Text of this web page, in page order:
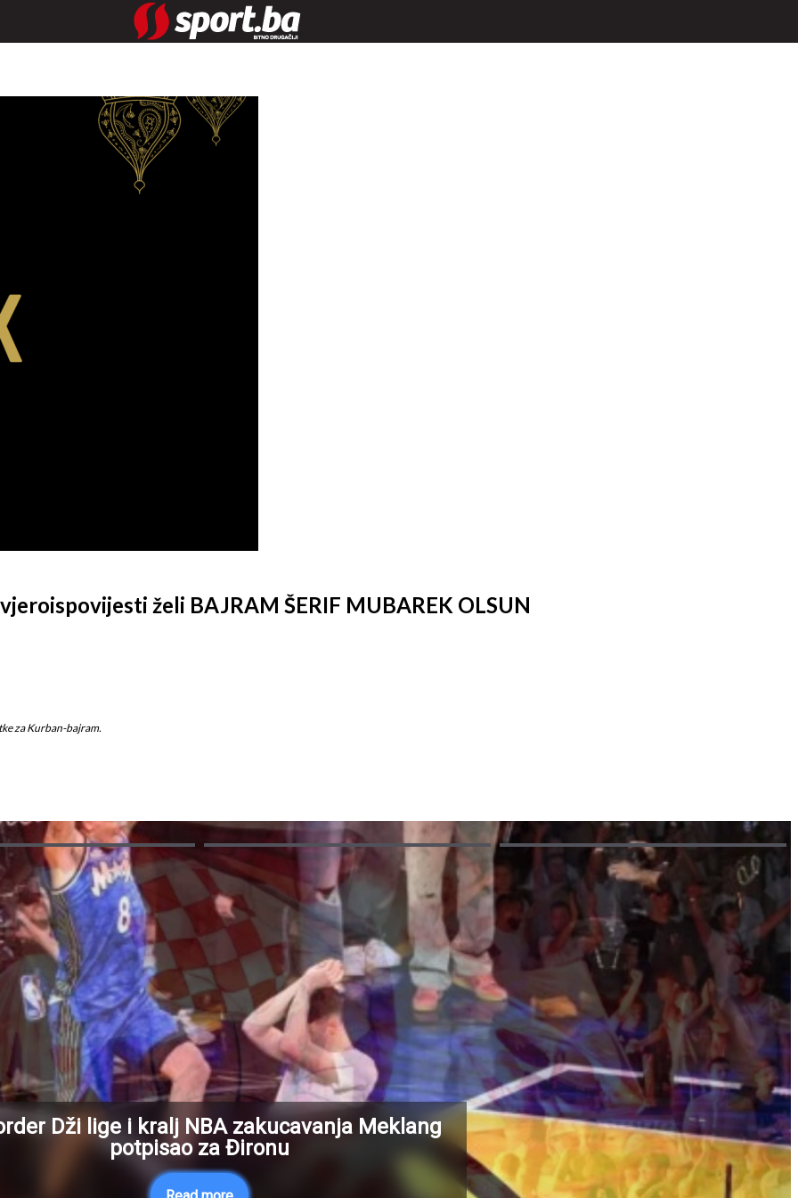
želi BAJRAM ŠERIF MUBAREK OLSUN
za Kurban-bajram.
Dži lige i kralj NBA zakucavanja Meklang
potpisao za Đironu